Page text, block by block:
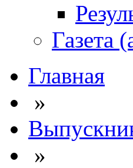
Газета
Главная
»
»